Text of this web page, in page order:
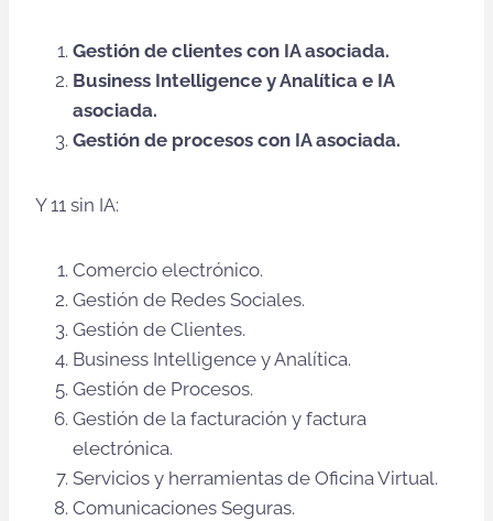
Gestión de clientes con IA asociada.
Business Intelligence y Analítica e IA
asociada.
Gestión de procesos con IA asociada.
Y 11 sin IA:
Comercio electrónico.
Gestión de Redes Sociales.
Gestión de Clientes.
Business Intelligence y Analítica.
Gestión de Procesos.
Gestión de la facturación y factura
electrónica.
Servicios y herramientas de Oficina Virtual.
Comunicaciones Seguras.